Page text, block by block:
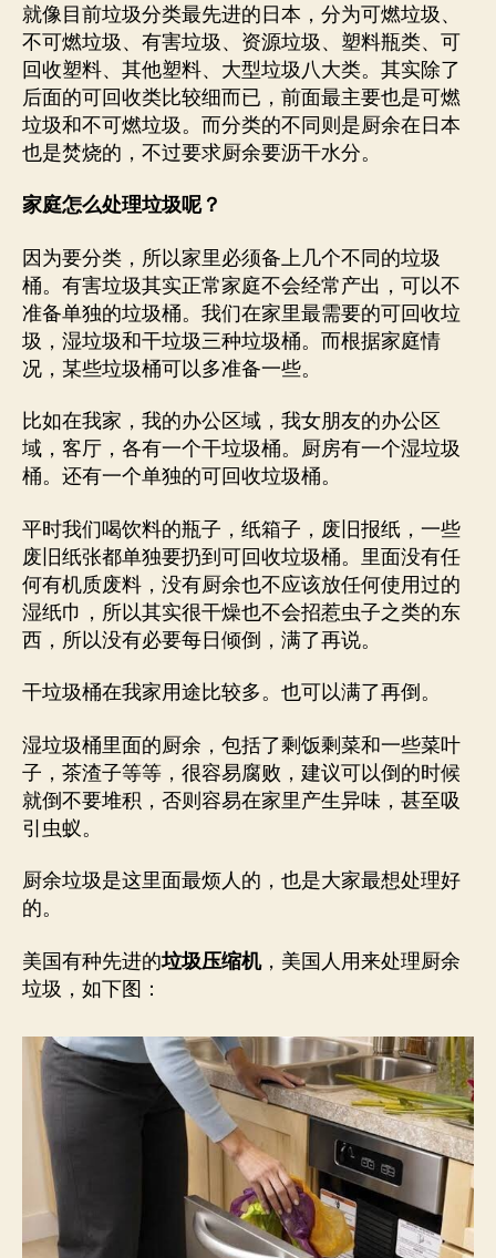
就像目前垃圾分类最先进的日本，分为可燃垃圾、
不可燃垃圾、有害垃圾、资源垃圾、塑料瓶类、可
回收塑料、其他塑料、大型垃圾八大类。其实除了
后面的可回收类比较细而已，前面最主要也是可燃
垃圾和不可燃垃圾。而分类的不同则是厨余在日本
也是焚烧的，不过要求厨余要沥干水分。
家庭怎么处理垃圾呢？
因为要分类，所以家里必须备上几个不同的垃圾
桶。有害垃圾其实正常家庭不会经常产出，可以不
准备单独的垃圾桶。我们在家里最需要的可回收垃
圾，湿垃圾和干垃圾三种垃圾桶。而根据家庭情
况，某些垃圾桶可以多准备一些。
比如在我家，我的办公区域，我女朋友的办公区
域，客厅，各有一个干垃圾桶。厨房有一个湿垃圾
桶。还有一个单独的可回收垃圾桶。
平时我们喝饮料的瓶子，纸箱子，废旧报纸，一些
废旧纸张都单独要扔到可回收垃圾桶。里面没有任
何有机质废料，没有厨余也不应该放任何使用过的
湿纸巾，所以其实很干燥也不会招惹虫子之类的东
西，所以没有必要每日倾倒，满了再说。
干垃圾桶在我家用途比较多。也可以满了再倒。
湿垃圾桶里面的厨余，包括了剩饭剩菜和一些菜叶
子，茶渣子等等，很容易腐败，建议可以倒的时候
就倒不要堆积，否则容易在家里产生异味，甚至吸
引虫蚁。
厨余垃圾是这里面最烦人的，也是大家最想处理好
的。
美国有种先进的垃圾压缩机，美国人用来处理厨余
垃圾，如下图：